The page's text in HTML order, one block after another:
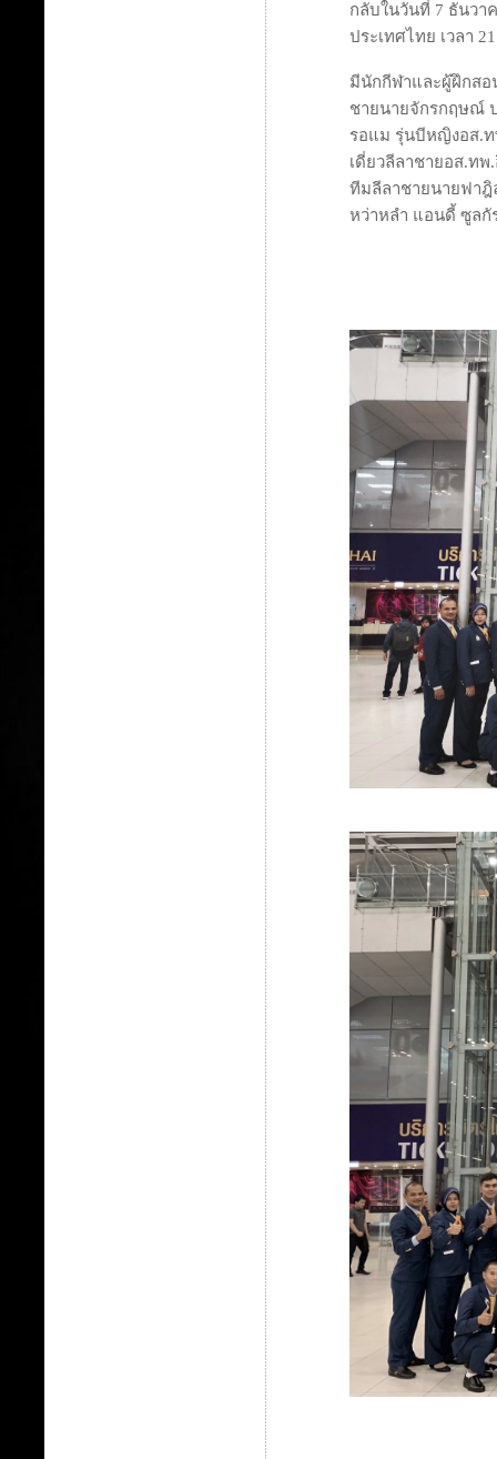
กลับในวันที่ 7 ธันวา
ประเทศไทย เวลา
มีนักกีฬาและผู้ฝึกส
ชายนายจักรกฤษณ์
รอแม รุ่นบีหญิงอส.ท
เดี่ยวลีลาชายอส.ท
ทีมลีลาชายนายฟา
หว่าหลำ แอนดี้ ซูลกั